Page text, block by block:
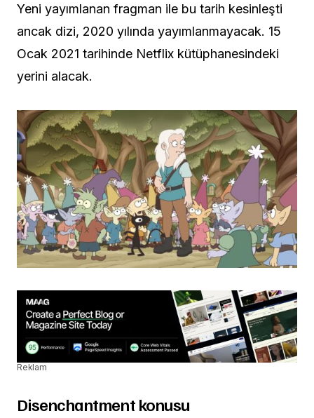
Yeni yayımlanan fragman ile bu tarih kesinleşti
ancak dizi, 2020 yılında yayımlanmayacak. 15
Ocak 2021 tarihinde Netflix kütüphanesindeki
yerini alacak.
Reklam
Disenchantment konusu